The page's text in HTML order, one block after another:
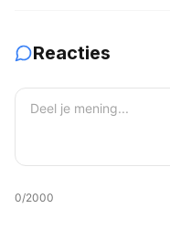
Reacties
0/2000